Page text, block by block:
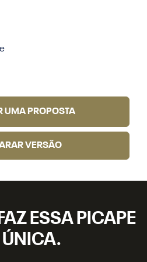
UMA PROPOSTA
VERSÃO
ESSA PICAPE
ÚNICA.